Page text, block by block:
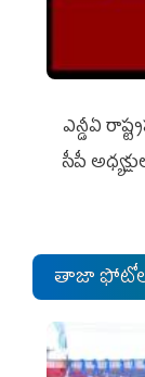
ఎన్డీఏ
సీపీ
తాజా